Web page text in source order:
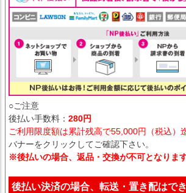
○ご注意
後払い手数料： 280円
ご利用限度額は累計残高で55,000円（税込）
バナーをクリックしてご確認下さい。
※後払いの場合、返品・交換が不可となります
後払い決済の場合、転送・置き配はでき